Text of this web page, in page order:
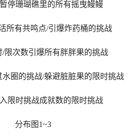
停珊瑚礁里的所有摇曳鳗鳗
所有共鸣点/引爆炸药桶的挑战
/限次数引爆所有胖胖果的挑战
水圈的挑战/躲避脏脏果的限时挑战
限时挑战成就数的限时挑战
分布图1~3